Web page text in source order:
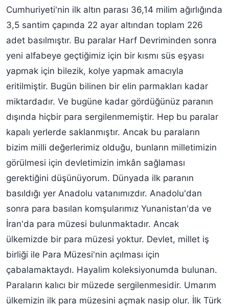
Cumhuriyeti'nin ilk altın parası 36,14 milim ağırlığında
3,5 santim çapında 22 ayar altından toplam 226
adet basılmıştır. Bu paralar Harf Devriminden sonra
yeni alfabeye geçtiğimiz için bir kısmı süs eşyası
yapmak için bilezik, kolye yapmak amacıyla
eritilmiştir. Bugün bilinen bir elin parmakları kadar
miktardadır. Ve bugüne kadar gördüğünüz paranın
dışında hiçbir para sergilenmemiştir. Hep bu paralar
kapalı yerlerde saklanmıştır. Ancak bu paraların
bizim milli değerlerimiz olduğu, bunların milletimizin
görülmesi için devletimizin imkân sağlaması
gerektiğini düşünüyorum. Dünyada ilk paranın
basıldığı yer Anadolu vatanımızdır. Anadolu'dan
sonra para basılan komşularımız Yunanistan'da ve
İran'da para müzesi bulunmaktadır. Ancak
ülkemizde bir para müzesi yoktur. Devlet, millet iş
birliği ile Para Müzesi'nin açılması için
çabalamaktaydı. Hayalim koleksiyonumda bulunan.
Paraların kalıcı bir müzede sergilenmesidir. Umarım
ülkemizin ilk para müzesini açmak nasip olur. İlk Türk